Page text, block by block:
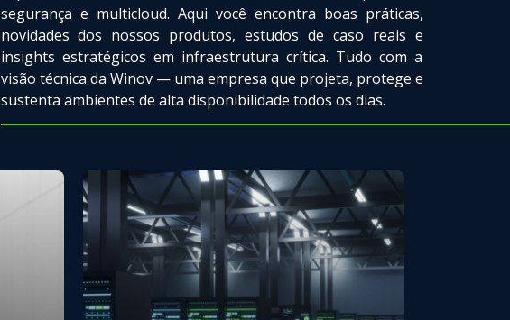
segurança e multicloud. Aqui você encontra boas práticas,
novidades dos nossos produtos, estudos de caso reais e
insights estratégicos em infraestrutura crítica. Tudo com a
visão técnica da Winov — uma empresa que projeta, protege e
sustenta ambientes de alta disponibilidade todos os dias.